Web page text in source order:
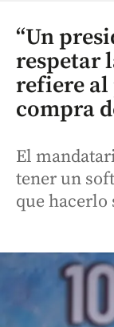
“Un
respetar
refiere al
compra
El
tener un
que